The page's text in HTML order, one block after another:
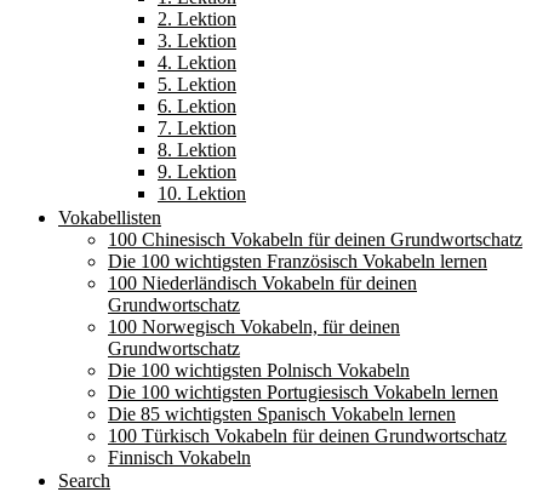
2. Lektion
3. Lektion
4. Lektion
5. Lektion
6. Lektion
7. Lektion
8. Lektion
9. Lektion
10. Lektion
Vokabellisten
100 Chinesisch Vokabeln für deinen Grundwortschatz
Die 100 wichtigsten Französisch Vokabeln lernen
100 Niederländisch Vokabeln für deinen
Grundwortschatz
100 Norwegisch Vokabeln, für deinen
Grundwortschatz
Die 100 wichtigsten Polnisch Vokabeln
Die 100 wichtigsten Portugiesisch Vokabeln lernen
Die 85 wichtigsten Spanisch Vokabeln lernen
100 Türkisch Vokabeln für deinen Grundwortschatz
Finnisch Vokabeln
Search